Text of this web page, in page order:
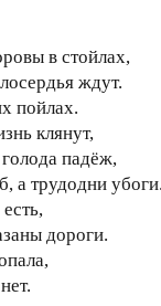
в стойлах,
ждут.
пойлах.
клянут,
падёж,
а трудодни
дороги.